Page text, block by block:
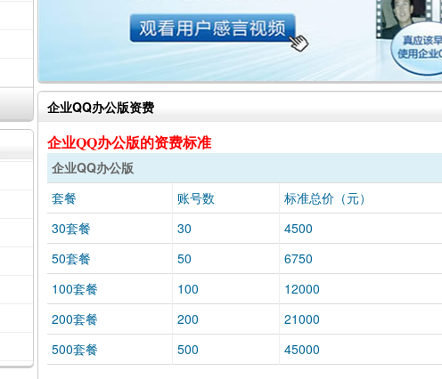
企业QQ办公版资费
企业QQ办公版的资费标准
企业QQ办公版
套餐
账号数 标准总价（元）
30套餐
30 4500
50套餐
50 6750
100套餐
100 12000
200套餐
200 21000
500套餐
500 45000